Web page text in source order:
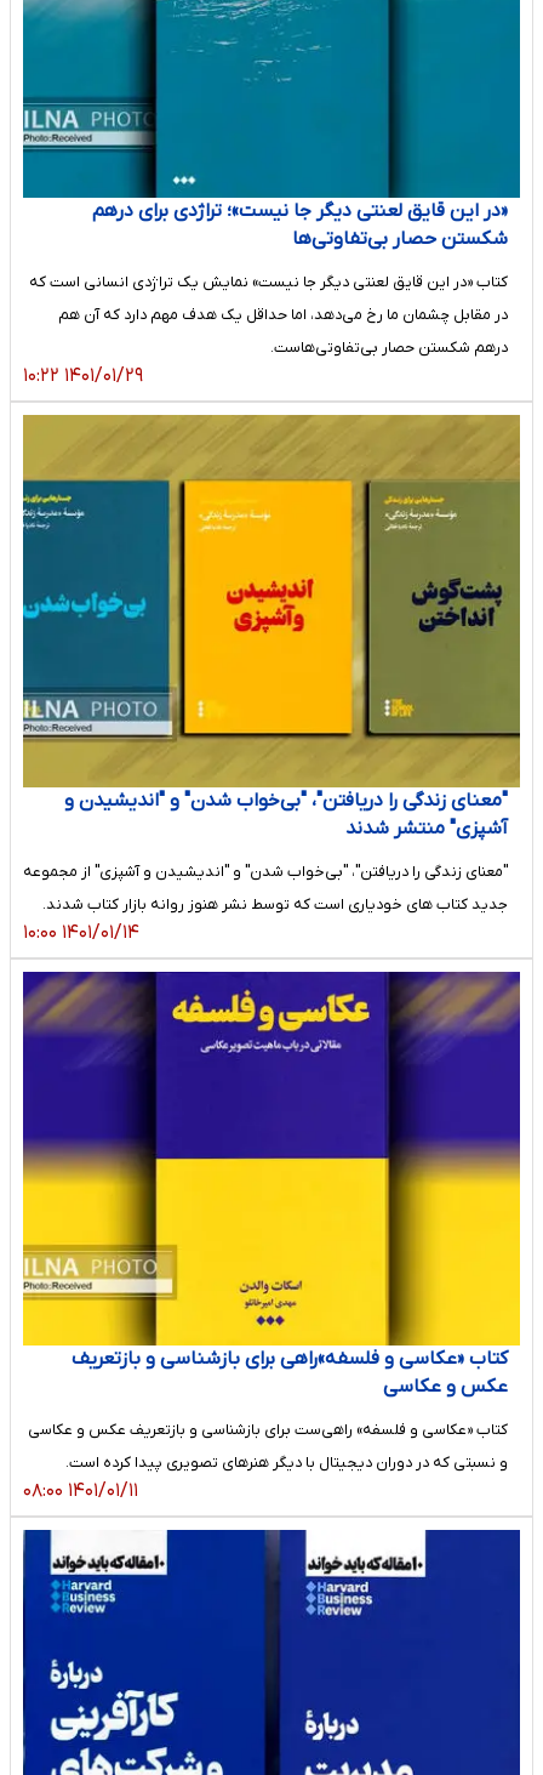
«در این قایق لعنتی دیگر جا نیست»؛ تراژدی برای درهم
شکستن حصار بی‌تفاوتی‌ها
کتاب «در این قایق لعنتی دیگر جا نیست» نمایش یک تراژدی انسانی است که
در مقابل چشمان ما رخ می‌دهد، اما حداقل یک هدف مهم دارد که آن هم
درهم شکستن حصار بی‌تفاوتی‌هاست.
۱۴۰۱/۰۱/۲۹ ۱۰:۲۲
"معنای زندگی را دریافتن"، "بی‌خواب شدن" و "اندیشیدن و
آشپزی" منتشر شدند
"معنای زندگی را دریافتن"، "بی‌خواب شدن" و "اندیشیدن و آشپزی" از مجموعه
جدید کتاب های خودیاری است که توسط نشر هنوز روانه بازار کتاب شدند.
۱۴۰۱/۰۱/۱۴ ۱۰:۰۰
کتاب «عکاسی و فلسفه»راهی برای بازشناسی و بازتعریف
عکس و عکاسی
کتاب «عکاسی و فلسفه» راهی‌ست برای بازشناسی و بازتعریف عکس و عکاسی
و نسبتی که در دوران دیجیتال با دیگر هنرهای تصویری پیدا کرده است.
۱۴۰۱/۰۱/۱۱ ۰۸:۰۰